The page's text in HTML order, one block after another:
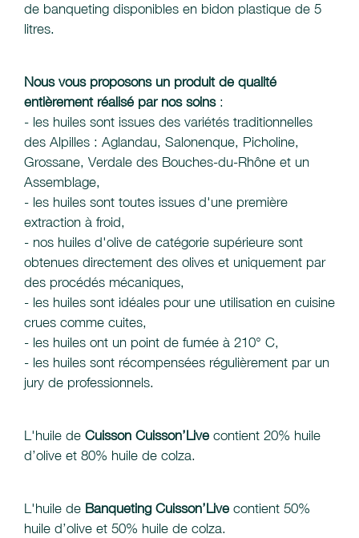
de banqueting disponibles en bidon plastique de 5
litres.
Nous vous proposons un produit de qualité
entièrement réalisé par nos soins:
- les huiles sont issues des variétés traditionnelles
des Alpilles : Aglandau, Salonenque, Picholine,
Grossane, Verdale des Bouches-du-Rhône et un
Assemblage,
- les huiles sont toutes issues d'une première
extraction à froid,
- nos huiles d'olive de catégorie supérieure sont
obtenues directement des olives et uniquement par
des procédés mécaniques,
- les huiles sont idéales pour une utilisation en cuisine
crues comme cuites,
- les huiles ont un point de fumée à 210° C,
- les huiles sont récompensées régulièrement par un
jury de professionnels.
L'huile de Cuisson Cuisson’Live contient 20% huile
d’olive et 80% huile de colza.
L'huile de Banqueting Cuisson’Live contient 50%
huile d’olive et 50% huile de colza.